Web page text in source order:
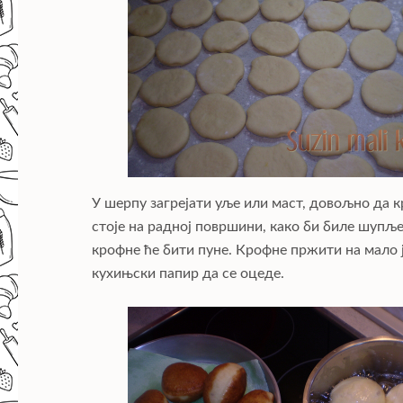
У шерпу загрејати уље или маст, довољно да
стоје на радној површини, како би биле
крофне ће бити пуне. Крофне пржити на мало
кухињски папир да се оцеде.